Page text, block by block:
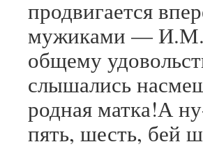
продвигается
мужиками — И.М.,
общему
слышались
родная матка!А
пять, шесть, бей